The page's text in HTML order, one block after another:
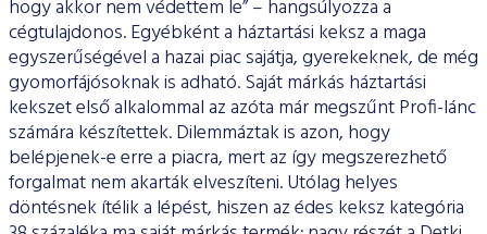
hogy akkor nem védettem le” – hangsúlyozza a
cégtulajdonos. Egyébként a háztartási keksz a maga
egyszerűségével a hazai piac sajátja, gyerekeknek, de még
gyomorfájósoknak is adható. Saját márkás háztartási
kekszet első alkalommal az azóta már megszűnt Profi-lánc
számára készítettek. Dilemmáztak is azon, hogy
belépjenek-e erre a piacra, mert az így megszerezhető
forgalmat nem akarták elveszíteni. Utólag helyes
döntésnek ítélik a lépést, hiszen az édes keksz kategória